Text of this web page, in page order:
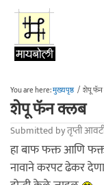
Skip to main content
You are here:मुख्यपृष्ठ / शेपू
शेपू फॅन क्लब
Submitted byतृप्ती
हा बाफ फक्त आणि
नावाने करपट ढेकर